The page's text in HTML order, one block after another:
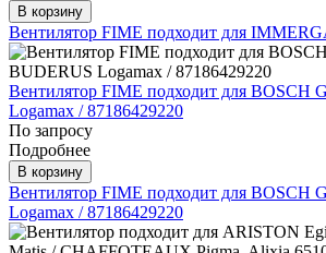
В корзину
Вентилятор FIME подходит для
Вентилятор FIME подходит для BOSCH
Logamax / 87186429220
По запросу
Подробнее
В корзину
Вентилятор FIME подходит для BOSCH
Logamax / 87186429220